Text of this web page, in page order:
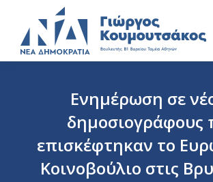
Ενημέρωση σε
δημοσιογράφους
επισκέφτηκαν το
Κοινοβούλιο στις